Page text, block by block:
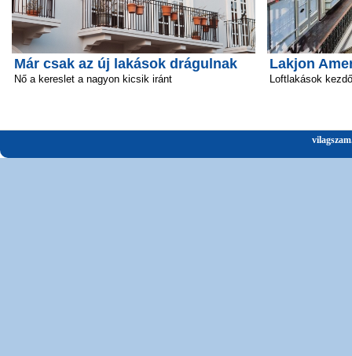
Már csak az új lakások drágulnak
Nő a kereslet a nagyon kicsik iránt
Lakjon
Loftlakások